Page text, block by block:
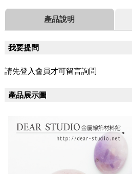
產品說明
我要提問
請先登入會員才可留言詢問
產品展示圖